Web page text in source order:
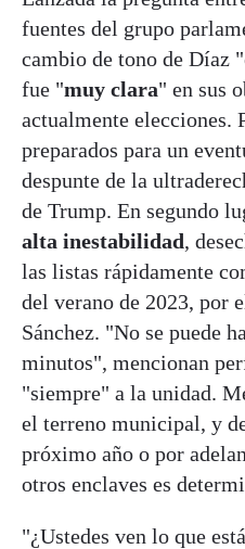
fuentes del grupo
cambio de tono de Díaz
fue "muy clara" en sus
actualmente elecciones.
preparados para un
despunte de la
de Trump. En segundo
alta inestabilidad,
las listas rápidamente
del verano de 2023, por
Sánchez. "No se puede
minutos", mencionan
"siempre" a la unidad.
el terreno municipal, y
próximo año o por
otros enclaves es
"¿Ustedes ven lo que